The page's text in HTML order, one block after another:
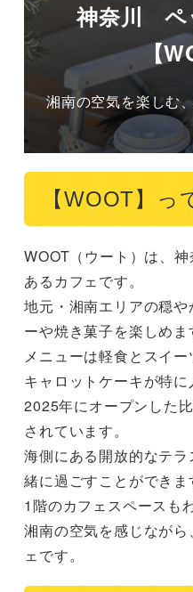
神奈川 ペ
【
湘南の空気を楽しむ
【WOOT】っ
WOOT（ウート）は、
あるカフェです。
地元・湘南エリアの穏
ーや焼き菓子を楽しめま
メニューは軽食とスイ
キャロットケーキが特に
2025年にオープンした
されています。
海側にある開放的なテ
緒に過ごすことができ
1階のカフェスペースも
湘南の空気を感じなが
ェです。